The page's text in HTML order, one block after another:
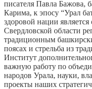
писателя Павла Бажова,
Карима, к эпосу “Урал
здоровой нации является
Свердловской области
традиционным
поясах и стрельба из
Институт
важную работу по
народов Урала, науки,
проекты наших